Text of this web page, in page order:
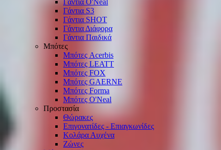
Γάντια O'Νeal
Γάντια S3
Γάντια SHOT
Γάντια Διάφορα
Γάντια Παιδικά
Μπότες
Μπότες Acerbis
Μπότες LEATT
Μπότες FOX
Μπότες GAERNE
Μπότες Forma
Μπότες O'Neal
Προστασία
Θώρακες
Επιγονατίδες - Επιαγκωνίδες
Κολάρα Αυχένα
Ζώνες